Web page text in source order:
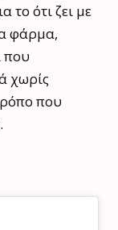
το ότι ζει με
φάρμα,
που
χωρίς
που